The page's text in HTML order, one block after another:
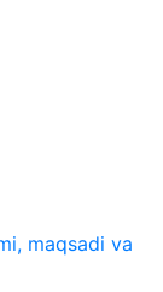
maqsadi va